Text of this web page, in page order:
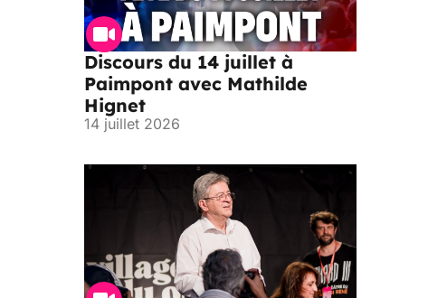
Discours du 14 juillet à
Paimpont avec Mathilde
Hignet
14 juillet 2026